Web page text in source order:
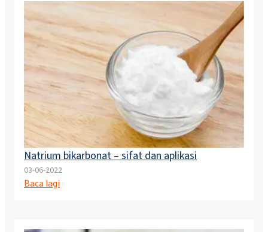
Natrium bikarbonat – sifat dan aplikasi
03-06-2022
Baca lagi